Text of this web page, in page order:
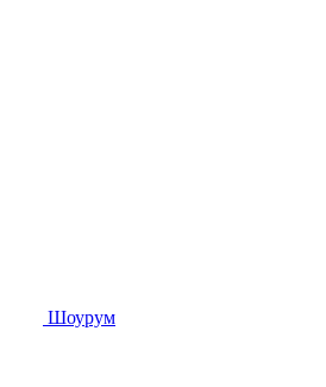
Шоурум